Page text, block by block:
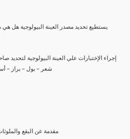
(6) يستطيع تحديد مصدر العينة البيولوجية
شعر – بول – براز –
1- مقدمة عن البقع